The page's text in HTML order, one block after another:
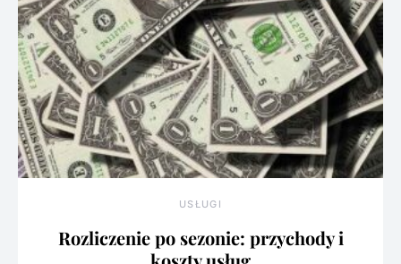
USŁUGI
Rozliczenie po sezonie: przychody i